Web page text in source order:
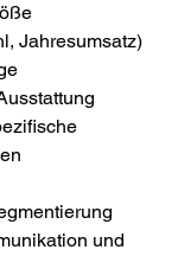
Jahresumsatz)
und